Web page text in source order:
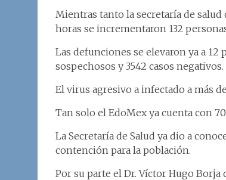
Mientras tanto la secretaría de
horas se incrementaron 132
Las defunciones se elevaron ya a
sospechosos y 3542 casos negativos.
El virus agresivo a infectado a más
Tan solo el EdoMex ya cuenta con
La Secretaría de Salud ya dio a
contención para la población.
Por su parte el Dr. Víctor Hugo Borja